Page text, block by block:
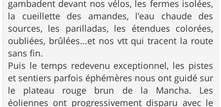
gambadent devant nos vélos, les fermes isolées,
la cueillette des amandes, l'eau chaude des
sources, les parilladas, les étendues colorées,
oubliées, brûlées...et nos vtt qui tracent la route
sans fin.
Puis le temps redevenu exceptionnel, les pistes
et sentiers parfois éphémères nous ont guidé sur
le plateau rouge brun de la Mancha. Les
éoliennes ont progressivement disparu avec le